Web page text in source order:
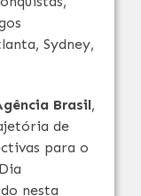
Sydney,
Brasil,
de
para o
nesta